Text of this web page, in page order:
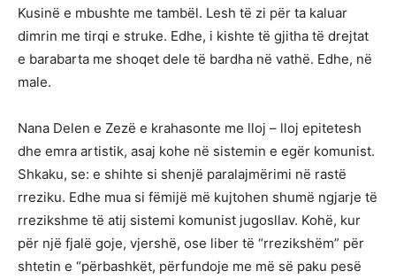
Kusinë e mbushte me tambël. Lesh të zi për ta kaluar
dimrin me tirqi e struke. Edhe, i kishte të gjitha të drejtat
e barabarta me shoqet dele të bardha në vathë. Edhe, në
male.
Nana Delen e Zezë e krahasonte me lloj – lloj epitetesh
dhe emra artistik, asaj kohe në sistemin e egër komunist.
Shkaku, se: e shihte si shenjë paralajmërimi në rastë
rreziku. Edhe mua si fëmijë më kujtohen shumë ngjarje të
rrezikshme të atij sistemi komunist jugosllav. Kohë, kur
për një fjalë goje, vjershë, ose liber të “rrezikshëm” për
shtetin e “përbashkët, përfundoje me më së paku pesë